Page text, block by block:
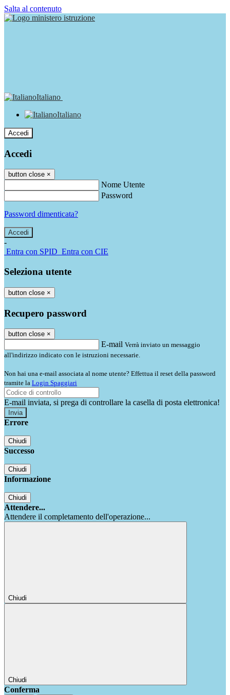
Salta al contenuto
Italiano
Italiano
Accedi
Accedi
button close ×
Nome Utente
Password
Password dimenticata?
-
Entra con SPID Entra con CIE
Seleziona utente
button close ×
Recupero password
button close ×
E-mail Verrà inviato un messaggio
all'indirizzo indicato con le istruzioni necessarie.
Non hai una e-mail associata al nome utente? Effettua il reset della password
tramite la Login Spaggiari
E-mail inviata, si prega di controllare la casella di posta elettronica!
Errore
Chiudi
Successo
Chiudi
Informazione
Chiudi
Attendere...
Attendere il completamento dell'operazione...
Chiudi
Chiudi
Conferma